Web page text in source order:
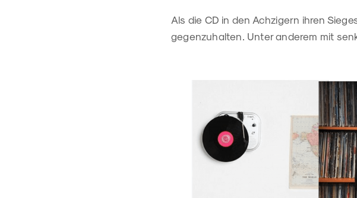
Als die CD in den Achzigern ihren
gegenzuhalten. Unter anderem mit